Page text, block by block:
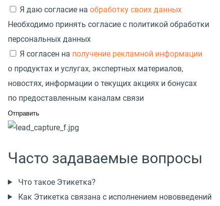
Я даю согласие на обработку своих данных
Необходимо принять согласие с политикой обработки
персональных данных
Я согласен на получение рекламной информации
о продуктах и услугах, экспертных материалов,
новостях, информации о текущих акциях и бонусах
по предоставленным каналам связи
Часто задаваемые вопросы
Что такое Этикетка?
Как Этикетка связана с исполнением нововведений